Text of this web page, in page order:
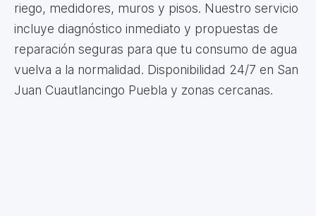
riego, medidores, muros y pisos. Nuestro servicio
incluye diagnóstico inmediato y propuestas de
reparación seguras para que tu consumo de agua
vuelva a la normalidad. Disponibilidad 24/7 en San
Juan Cuautlancingo Puebla y zonas cercanas.